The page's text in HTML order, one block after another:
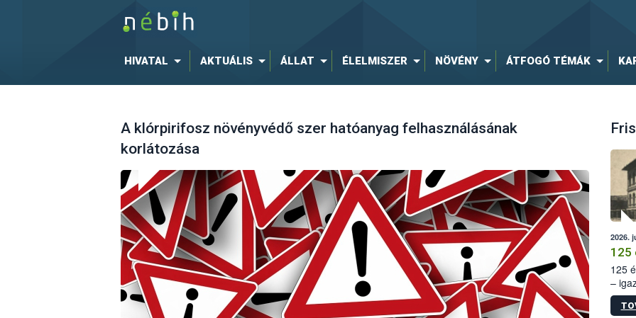
HIVATAL AKTUÁLIS ÁLLAT ÉLELMISZER NÖVÉNY ÁTFOGÓ TÉMÁK
A klórpirifosz növényvédő szer hatóanyag felhasználásának
korlátozása
2026.
125
125
–
15.